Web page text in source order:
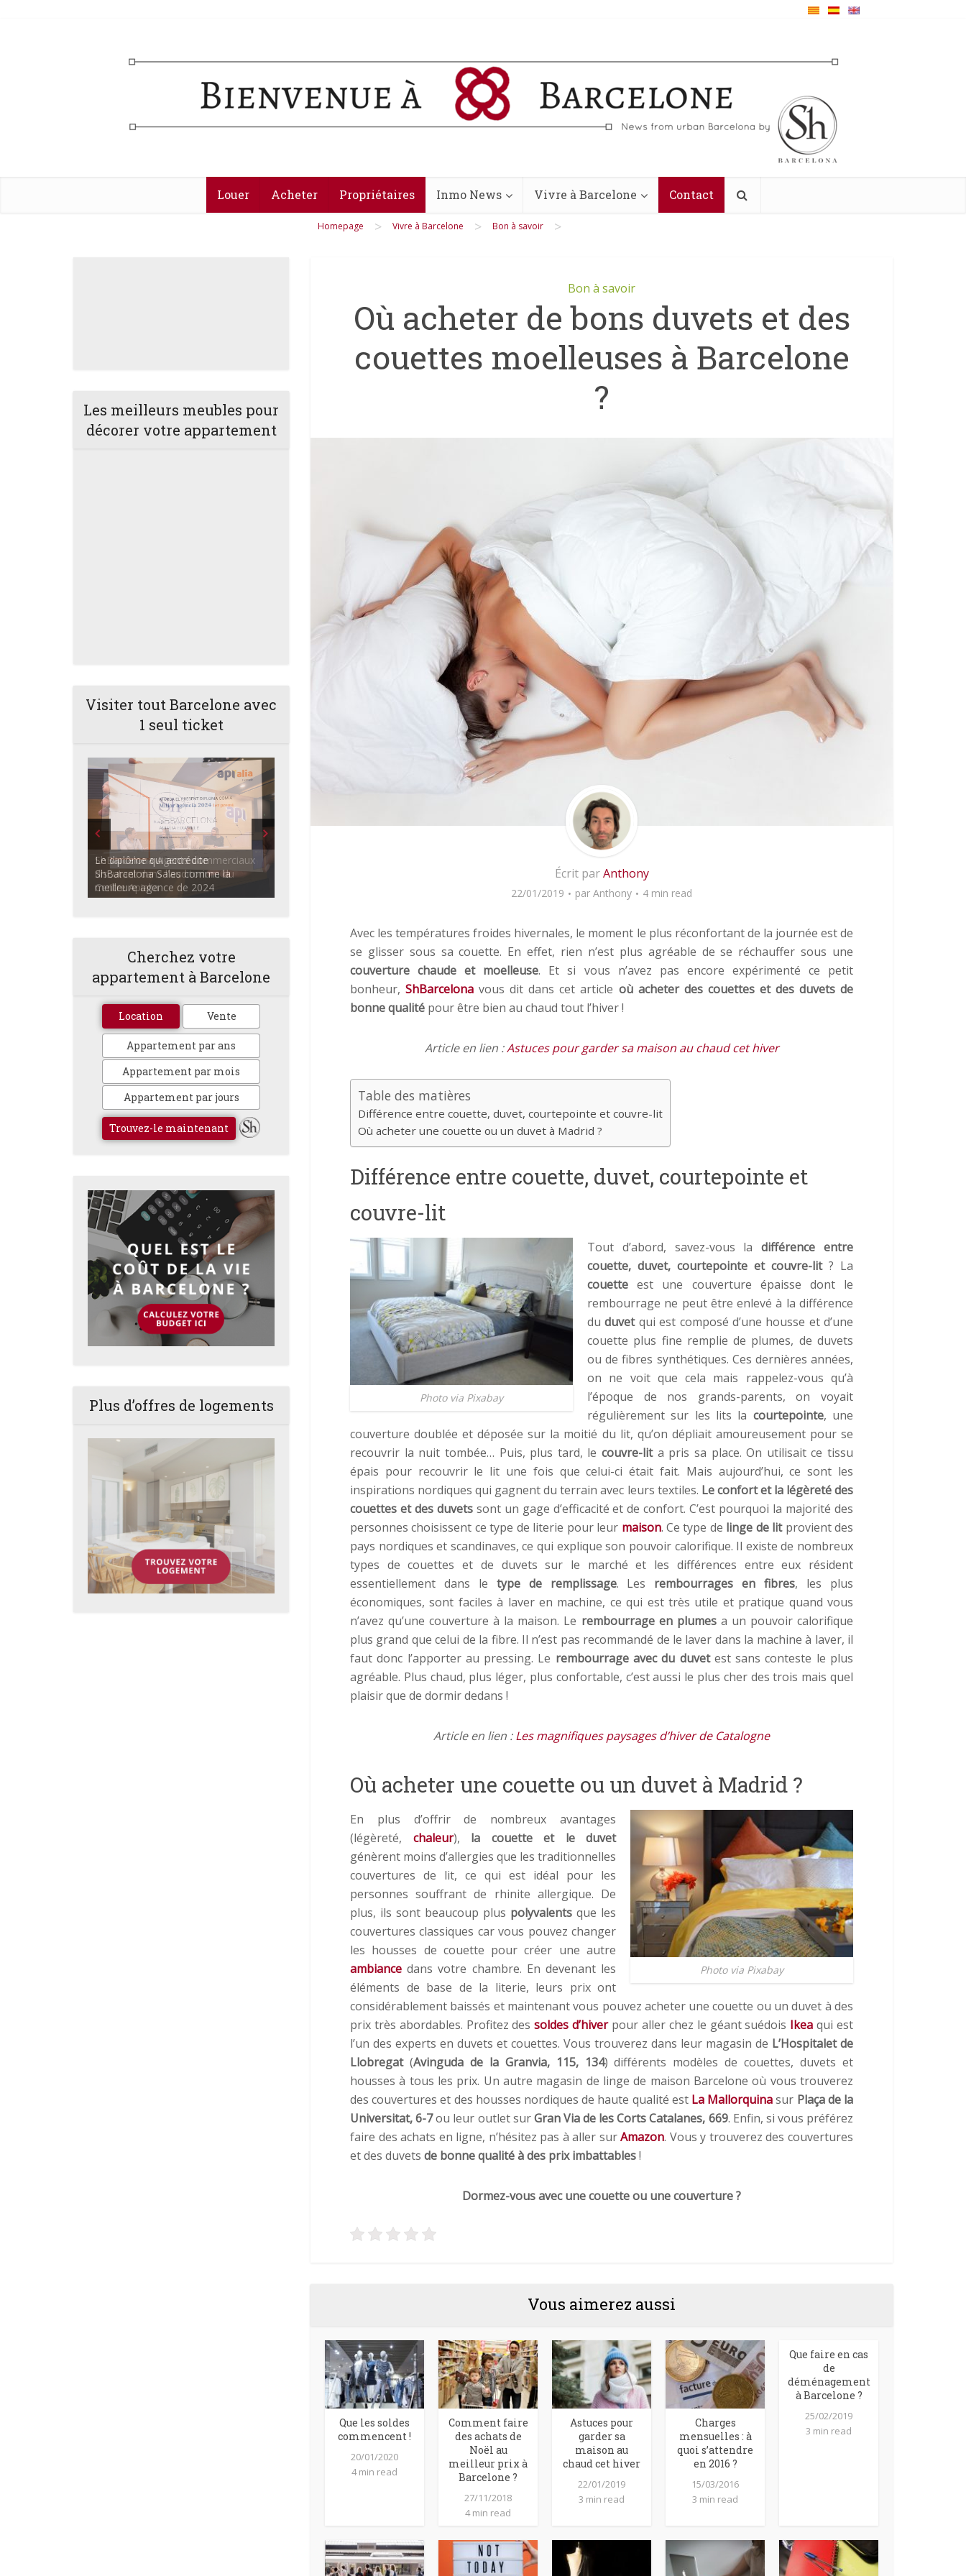
Louer Acheter Propriétaires Inmo News Vivre à Barcelone Contact
Homepage > Vivre à Barcelone > Bon à savoir >
Les meilleurs meubles pour
décorer votre appartement
Visiter tout Barcelone avec
1 seul ticket
ShBarcelona Agents commerciaux
discutant dans l'auditorium du
Centre Apialia
Cherchez votre
appartement à Barcelone
Location Vente
Appartement par ans
Appartement par mois
Appartement par jours
Trouvez-le maintenant
Plus d’offres de logements
Bon à savoir
Où acheter de bons duvets et des
couettes moelleuses à Barcelone
?
Écrit parAnthony
22/01/2019 par Anthony 4 min read
Avec les températures froides hivernales, le moment le plus réconfortant de la journée est de
se glisser sous sa couette. En effet, rien n’est plus agréable de se réchauffer sous une
couverture chaude et moelleuse. Et si vous n’avez pas encore expérimenté ce petit
bonheur,ShBarcelona vous dit dans cet article où acheter des couettes et des duvets de
bonne qualité pour être bien au chaud tout l’hiver !
Article en lien :Astuces pour garder sa maison au chaud cet hiver
Table des matières
Différence entre couette, duvet, courtepointe et couvre-lit
Où acheter une couette ou un duvet à Madrid ?
Différence entre couette, duvet, courtepointe et
couvre-lit
Photo via Pixabay
Tout d’abord, savez-vous ladifférence entre
couette, duvet, courtepointe et couvre-lit? La
couette est une couverture épaisse dont le
rembourrage ne peut être enlevé à la différence
duduvetqui est composé d’une housse et d’une
couette plus fine remplie de plumes, de duvets
ou de fibres synthétiques. Ces dernières années,
on ne voit que cela mais rappelez-vous qu’à
l’époque de nos grands-parents, on voyait
régulièrement sur les lits la courtepointe, une
couverture doublée et déposée sur la moitié du lit, qu’on dépliait amoureusement pour se
recouvrir la nuit tombée… Puis, plus tard, le couvre-lita pris sa place. On utilisait ce tissu
épais pour recouvrir le lit une fois que celui-ci était fait. Mais aujourd’hui, ce sont les
inspirations nordiques qui gagnent du terrain avec leurs textiles. Le confort et la légèreté des
couettes et des duvetssont un gage d’efficacité et de confort. C’est pourquoi la majorité des
personnes choisissent ce type de literie pour leur maison. Ce type de linge de litprovient des
pays nordiques et scandinaves, ce qui explique son pouvoir calorifique. Il existe de nombreux
types de couettes et de duvets sur le marché et les différences entre eux résident
essentiellement dans le type de remplissage. Les rembourrages en fibres, les plus
économiques, sont faciles à laver en machine, ce qui est très utile et pratique quand vous
n’avez qu’une couverture à la maison. Le rembourrage en plumesa un pouvoir calorifique
plus grand que celui de la fibre. Il n’est pas recommandé de le laver dans la machine à laver, il
faut donc l’apporter au pressing. Le rembourrage avec du duvetest sans conteste le plus
agréable. Plus chaud, plus léger, plus confortable, c’est aussi le plus cher des trois mais quel
plaisir que de dormir dedans !
Article en lien :Les magnifiques paysages d’hiver de Catalogne
Où acheter une couette ou un duvet à Madrid ?
Photo via Pixabay
En plus d’offrir de nombreux avantages
(légèreté, chaleur), la couette et le duvet
génèrent moins d’allergies que les traditionnelles
couvertures de lit, ce qui est idéal pour les
personnes souffrant de rhinite allergique. De
plus, ils sont beaucoup plus polyvalents que les
couvertures classiques car vous pouvez changer
les housses de couette pour créer une autre
ambiance dans votre chambre. En devenant les
éléments de base de la literie, leurs prix ont
considérablement baissés et maintenant vous pouvez acheter une couette ou un duvet à des
prix très abordables. Profitez dessoldes d’hiverpour aller chez le géant suédois Ikea qui est
l’un des experts en duvets et couettes. Vous trouverez dans leur magasin de L’Hospitalet de
Llobregat (Avinguda de la Granvia, 115, 134) différents modèles de couettes, duvets et
housses à tous les prix. Un autre magasin de linge de maison Barcelone où vous trouverez
des couvertures et des housses nordiques de haute qualité est La Mallorquinasur Plaça de la
Universitat, 6-7ou leur outlet surGran Via de les Corts Catalanes, 669. Enfin, si vous préférez
faire des achats en ligne, n’hésitez pas à aller surAmazon. Vous y trouverez des couvertures
et des duvets de bonne qualité à des prix imbattables!
Dormez-vous avec une couette ou une couverture ?
Vous aimerez aussi
Que les soldes
commencent !
20/01/2020
4 min read
Comment faire
des achats de
Noël au
meilleur prix à
Barcelone ?
27/11/2018
4 min read
Astuces pour
garder sa
maison au
chaud cet hiver
22/01/2019
3 min read
Charges
mensuelles : à
quoi s’attendre
en 2016 ?
15/03/2016
3 min read
Que faire en cas
de
déménagement
à Barcelone ?
25/02/2019
3 min read